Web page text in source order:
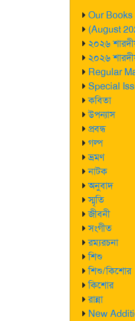
Our Books
(August
২০২৬
২০২৬
Regular
Special
কবিতা
উপন্যাস
প্রবন্ধ
গল্প
ভ্রমণ
নাটক
অনুবাদ
স্মৃতি
জীবনী
সংগীত
রম্যরচনা
শিশু
শিশু/কিশোর
কিশোর
রান্না
New